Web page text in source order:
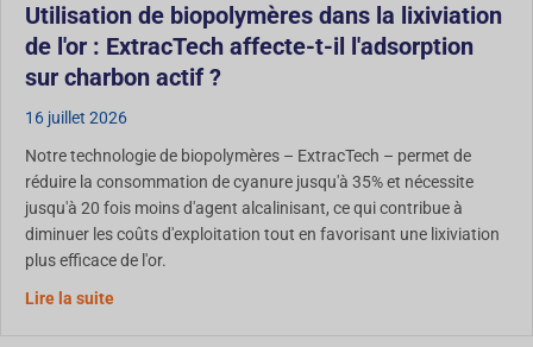
Utilisation de biopolymères dans la lixiviation
de l'or : ExtracTech affecte-t-il l'adsorption
sur charbon actif ?
16 juillet 2026
Notre technologie de biopolymères – ExtracTech – permet de
réduire la consommation de cyanure jusqu'à 35% et nécessite
jusqu'à 20 fois moins d'agent alcalinisant, ce qui contribue à
diminuer les coûts d'exploitation tout en favorisant une lixiviation
plus efficace de l'or.
Lire la suiteUtilisation des biopolymères dans la lixiviation de l'or